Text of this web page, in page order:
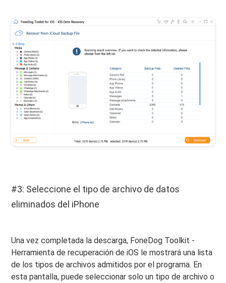
#3: Seleccione el tipo de archivo de datos
eliminados del iPhone
Una vez completada la descarga, FoneDog Toolkit -
Herramienta de recuperación de iOS le mostrará una lista
de los tipos de archivos admitidos por el programa. En
esta pantalla, puede seleccionar solo un tipo de archivo o